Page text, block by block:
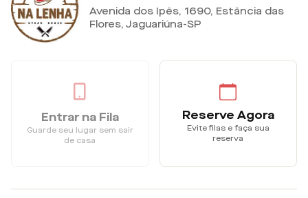
Avenida dos Ipês, 1690, Estância das
Flores, Jaguariúna-SP
Entrar na Fila
Guarde seu lugar sem sair
de casa
Reserve Agora
Evite filas e faça sua
reserva